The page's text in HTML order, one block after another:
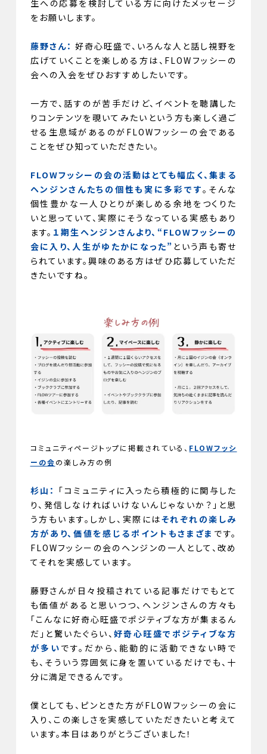
生への応募を検討している方に向けたメッセージ
をお願いします。
藤野さん： 好奇心旺盛で、いろんな人と話し視野を
広げていくことを楽しめる方は、FLOWフッシーの
会への入会をぜひおすすめしたいです。
一方で、話すのが苦手だけど、イベントを聴講した
りコンテンツを覗いてみたいという方も楽しく過ご
せる生息域があるのがFLOWフッシーの会である
ことをぜひ知っていただきたい。
FLOWフッシーの会の活動はとても幅広く、集まる
ヘンジンさんたちの個性も実に多彩です。そんな
個性豊かな一人ひとりが楽しめる余地をつくりた
いと思っていて、実際にそうなっている実感もあり
ます。 １期生ヘンジンさんより、“FLOWフッシーの
会に入り、人生がゆたかになった” という声も寄せ
られています。興味のある方はぜひ応募していただ
きたいですね。
コミュニティページトップに掲載されている、 FLOWフッシ
ーの会の楽しみ方の例
杉山： 「コミュニティに入ったら積極的に関与した
り、発信しなければいけないんじゃないか？」と思
う方もいます。しかし、実際にはそれぞれの楽しみ
方があり、価値を感じるポイントもさまざま です。
FLOWフッシーの会のヘンジンの一人として、改め
てそれを実感しています。
藤野さんが日々投稿されている記事だけでもとて
も価値があると思いつつ、ヘンジンさんの方々も
「こんなに好奇心旺盛でポジティブな方が集まるん
だ」と驚いたぐらい、好奇心旺盛でポジティブな方
が多い です。だから、能動的に活動できない時で
も、そういう雰囲気に身を置いているだけでも、十
分に満足できるんです。
僕としても、ピンときた方がFLOWフッシーの会に
入り、この楽しさを実感していただきたいと考えて
います。本日はありがとうございました！